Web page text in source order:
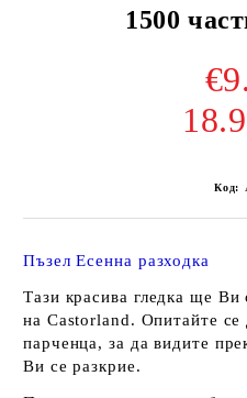
1500
Код:
Пъзел Есенна разходка
Тази красива гледка ще Ви
на Castorland. Опитайте се
парченца, за да видите
Ви се разкрие.